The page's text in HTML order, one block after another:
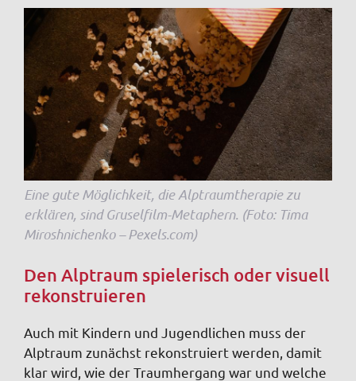
Eine gute Möglichkeit, die Alptraumtherapie zu
erklären, sind Gruselfilm-Metaphern. (Foto: Tima
Miroshnichenko – Pexels.com)
Den Alptraum spielerisch oder visuell
rekonstruieren
Auch mit Kindern und Jugendlichen muss der
Alptraum zunächst rekonstruiert werden, damit
klar wird, wie der Traumhergang war und welche